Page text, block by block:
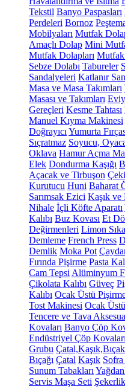
Tekstil Banyo Paspasları
Perdeleri Bornoz
Mobilyaları Mutfak
Amaçlı Dolap Mini
Mutfak Dolapları
Sebze Dolabı Tabureler
Sandalyeleri Katlanır
Masa ve Masa Takımları
Masası ve Takımları
Gereçleri Kesme Tahtası
Manuel Kıyma Makinesi
Doğrayıcı Yumurta
Sıçratmaz Soyucu,
Oklava Hamur Açma
Elek Dondurma Kaşığı
Açacak ve Tirbuşon
Kurutucu Huni Baharat
Sarımsak Ezici Kaşık ve
Nihale İçli Köfte Aparatı
Kalıbı Buz Kovası Et
Değirmenleri Limon
Demleme French Press
Demlik Moka Pot
Fırında Pişirme Pasta
Cam Tepsi Alüminyum
Çikolata Kalıbı Güveç
Kalıbı Ocak Üstü
Tost Makinesi Ocak
Tencere ve Tava
Kovaları Banyo Çöp
Endüstriyel Çöp Kovaları
Grubu Çatal,Kaşık,Bıçak
Bıçağı Çatal Kaşık
Sunum Tabakları
Servis Maşa Seti Şekerlik